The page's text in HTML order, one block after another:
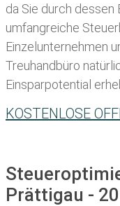
da Sie durch dessen
umfangreiche
Einzelunternehmen
Treuhandbüro
Einsparpotential
KOSTENLOSE
Prättigau -